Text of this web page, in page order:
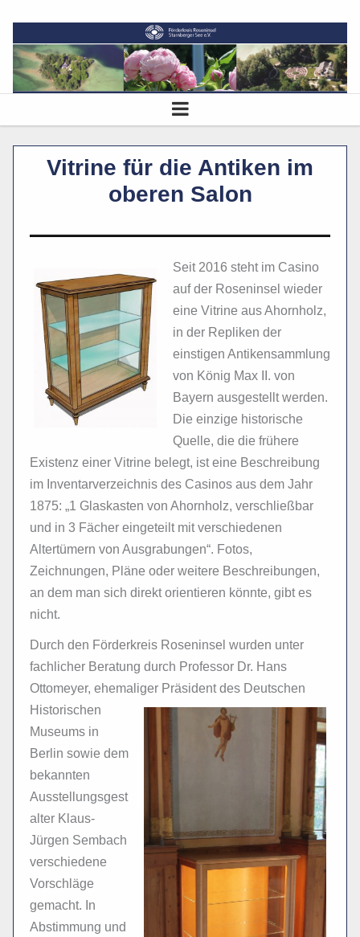
Vitrine für die Antiken im
oberen Salon
Seit 2016 steht im Casino
auf der Roseninsel wieder
eine Vitrine aus Ahornholz,
in der Repliken der
einstigen Antikensammlung
von König Max II. von
Bayern ausgestellt werden.
Die einzige historische
Quelle, die die frühere
Existenz einer Vitrine belegt, ist eine Beschreibung
im Inventarverzeichnis des Casinos aus dem Jahr
1875: „1 Glaskasten von Ahornholz, verschließbar
und in 3 Fächer eingeteilt mit verschiedenen
Altertümern von Ausgrabungen“. Fotos,
Zeichnungen, Pläne oder weitere Beschreibungen,
an dem man sich direkt orientieren könnte, gibt es
nicht.
Durch den Förderkreis Roseninsel wurden unter
fachlicher Beratung durch Professor Dr. Hans
Ottomeyer, ehemaliger Präsident des Deutschen
Historischen
Museums in
Berlin sowie dem
bekannten
Ausstellungsgest
alter Klaus-
Jürgen Sembach
verschiedene
Vorschläge
gemacht. In
Abstimmung und